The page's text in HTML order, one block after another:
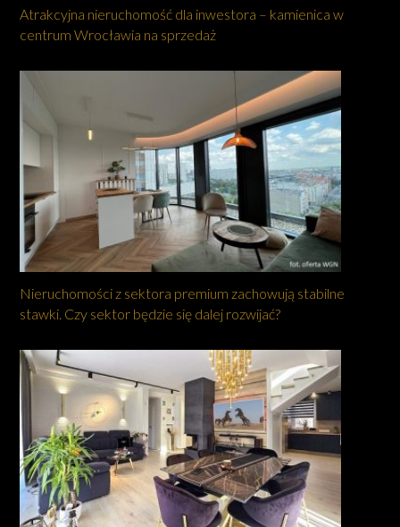
Atrakcyjna nieruchomość dla inwestora – kamienica w
centrum Wrocławia na sprzedaż
Nieruchomości z sektora premium zachowują stabilne
stawki. Czy sektor będzie się dalej rozwijać?